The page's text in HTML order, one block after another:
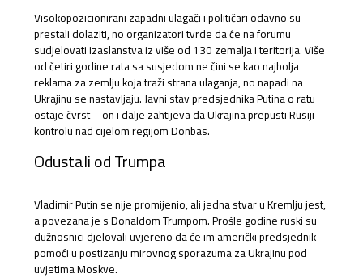
Visokopozicionirani zapadni ulagači i političari odavno su
prestali dolaziti, no organizatori tvrde da će na forumu
sudjelovati izaslanstva iz više od 130 zemalja i teritorija. Više
od četiri godine rata sa susjedom ne čini se kao najbolja
reklama za zemlju koja traži strana ulaganja, no napadi na
Ukrajinu se nastavljaju. Javni stav predsjednika Putina o ratu
ostaje čvrst – on i dalje zahtijeva da Ukrajina prepusti Rusiji
kontrolu nad cijelom regijom Donbas.
Odustali od Trumpa
Vladimir Putin se nije promijenio, ali jedna stvar u Kremlju jest,
a povezana je s Donaldom Trumpom. Prošle godine ruski su
dužnosnici djelovali uvjereno da će im američki predsjednik
pomoći u postizanju mirovnog sporazuma za Ukrajinu pod
uvjetima Moskve.